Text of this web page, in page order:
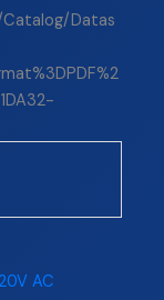
Datas